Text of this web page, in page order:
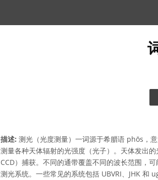
描述: 测光（光度测量）一词源于希腊语 phōs，
测量各种天体辐射的光强度（光子）。天体发出
CCD）捕获。不同的通带覆盖不同的波长范围，
测光系统。一些常见的系统包括 UBVRI、JHK 和